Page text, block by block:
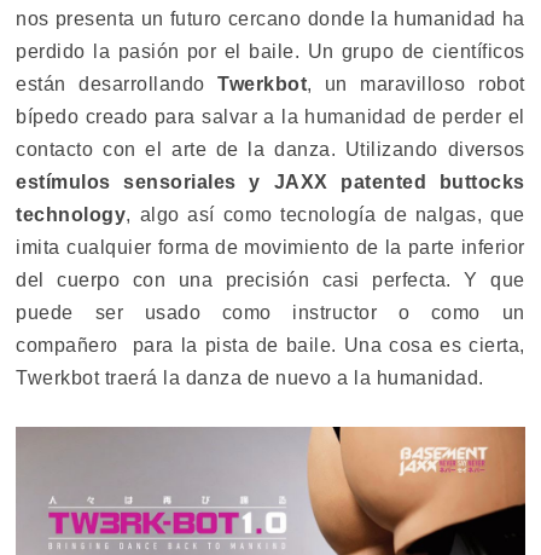
nos presenta un futuro cercano donde la humanidad ha
perdido la pasión por el baile. Un grupo de científicos
están desarrollandoTwerkbot, un maravilloso robot
bípedo creado para salvar a la humanidad de perder el
contacto con el arte de la danza. Utilizando diversos
estímulos sensoriales y JAXX patented buttocks
technology, algo así como tecnología de nalgas, que
imita cualquier forma de movimiento de la parte inferior
del cuerpo con una precisión casi perfecta. Y que
puede ser usado como instructor o como un
compañero para la pista de baile. Una cosa es cierta,
Twerkbot traerá la danza de nuevo a la humanidad.